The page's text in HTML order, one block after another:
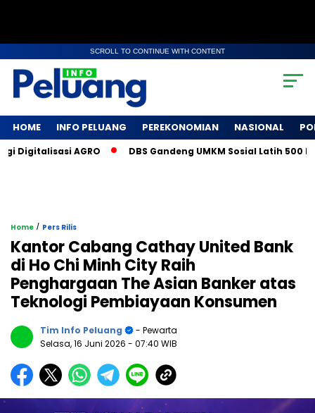
SCROLL TO CONTINUE WITH CONTENT
HOME INFO PELUANG PEREKONOMIAN NASIONAL
AGRO DBS Gandeng UMKM Sosial Latih 500
Home / Pers Rilis
Kantor Cabang Cathay United Bank
di Ho Chi Minh City Raih
Penghargaan The Asian Banker atas
Teknologi Pembiayaan Konsumen
Tim Info Peluang
- Pewarta
Selasa, 16 Juni 2026 - 07:40 WIB